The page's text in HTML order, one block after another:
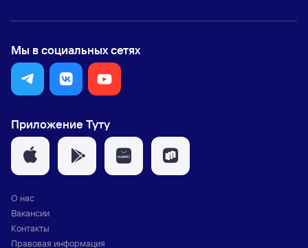
Мы в социальных сетях
Приложение Туту
О нас
Вакансии
Контакты
Правовая информация